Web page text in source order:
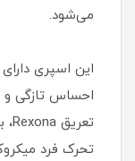
می‌شود.
این اسپری
احساس تازگی
تعریق Rexona، با فناوری
تحرک فرد